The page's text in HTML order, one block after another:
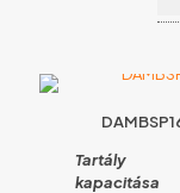
Tartály
kapacitása